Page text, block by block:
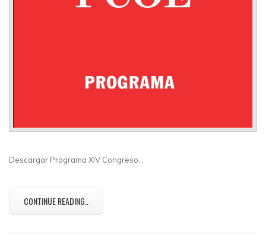
Descargar Programa XIV Congreso…
CONTINUE READING..